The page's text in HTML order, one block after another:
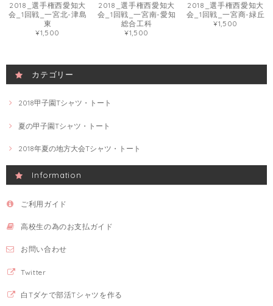
2018_選手権西愛知大
会_1回戦_一宮北-津島
東
¥1,500
2018_選手権西愛知大
会_1回戦_一宮南-愛知
総合工科
¥1,500
2018_選手権西愛知大
会_1回戦_一宮商-緑丘
¥1,500
カテゴリー
2018甲子園Tシャツ・トート
夏の甲子園Tシャツ・トート
2018年夏の地方大会Tシャツ・トート
Information
ご利用ガイド
高校生の為のお支払ガイド
お問い合わせ
Twitter
白Tダケで部活Tシャツを作る